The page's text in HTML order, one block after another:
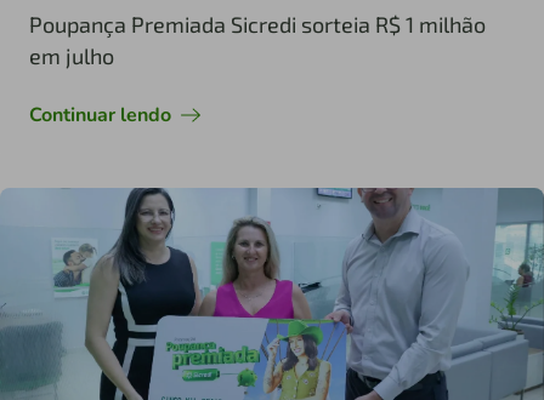
Poupança Premiada Sicredi sorteia R$ 1 milhão
em julho
Continuar lendo